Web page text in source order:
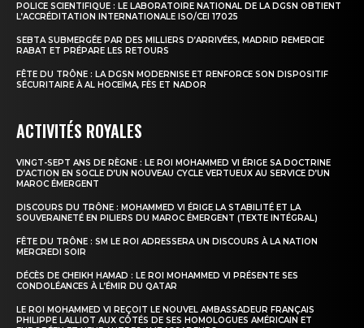
Insight Publications
À propos
Formules d’abonnement
POLICE SCIENTIFIQUE : LE LABORATOIRE NATIONAL DE LA DGSN OBTIENT
L’ACCRÉDITATION INTERNATIONALE ISO/CEI 17025
SEBTA SUBMERGÉE PAR DES MILLIERS D’ARRIVÉES, MADRID REMERCIE
RABAT ET PRÉPARE LES RETOURS
FÊTE DU TRÔNE : LA DGSN MODERNISE ET RENFORCE SON DISPOSITIF
SÉCURITAIRE À AL HOCEÏMA, FÈS ET NADOR
ACTIVITÉS ROYALES
VINGT-SEPT ANS DE RÈGNE : LE ROI MOHAMMED VI ÉRIGE SA DOCTRINE
D’ACTION EN SOCLE D’UN NOUVEAU CYCLE VERTUEUX AU SERVICE D’UN
MAROC ÉMERGENT
DISCOURS DU TRÔNE : MOHAMMED VI ÉRIGE LA STABILITÉ ET LA
SOUVERAINETÉ EN PILIERS DU MAROC ÉMERGENT (TEXTE INTÉGRAL)
FÊTE DU TRÔNE : SM LE ROI ADRESSERA UN DISCOURS À LA NATION
MERCREDI SOIR
DÉCÈS DE CHEIKH HAMAD : LE ROI MOHAMMED VI PRÉSENTE SES
CONDOLÉANCES À L’ÉMIR DU QATAR
LE ROI MOHAMMED VI REÇOIT LE NOUVEL AMBASSADEUR FRANÇAIS
PHILIPPE LALLIOT AUX CÔTÉS DE SES HOMOLOGUES AMÉRICAIN ET